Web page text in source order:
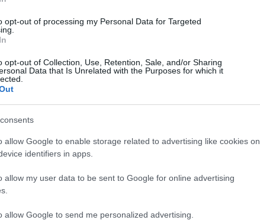
opt-out of processing my Personal Data for Targeted
opt-out of Collection, Use, Retention, Sale, and/or Sharing
Data that Is Unrelated with the Purposes for which it
allow Google to enable storage related to advertising like cookies on
identifiers in apps.
allow my user data to be sent to Google for online advertising
allow Google to send me personalized advertising.
rajzfilm feldolgozások uralják a
az élőszereplős Így neveld a
mozit?
teljesen ugyanazt és ugyanúgy kapjuk meg,
mesében láttunk.
sárkányodat kritika – ha működik, ne